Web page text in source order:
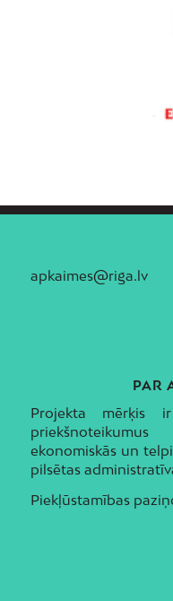
apkaimes@riga.lv
PAR
Projekta mērķis
ekonomiskās un
pilsētas
Piekļūstamības